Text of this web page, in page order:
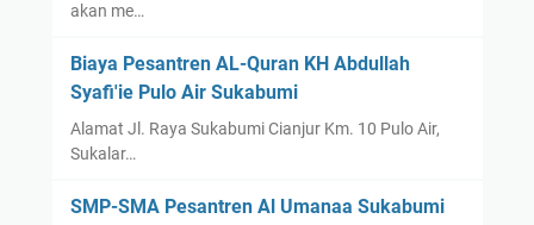
g
i
/
d
akan me…
Biaya Pesantren AL-Quran KH Abdullah
Syafi'ie Pulo Air Sukabumi
Alamat Jl. Raya Sukabumi Cianjur Km. 10 Pulo Air,
Sukalar…
SMP-SMA Pesantren Al Umanaa Sukabumi